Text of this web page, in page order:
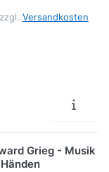
Versandkosten
Grieg - Musik